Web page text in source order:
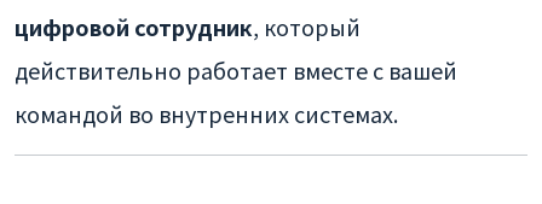
цифровой сотрудник, который
действительно работает вместе с вашей
командой во внутренних системах.